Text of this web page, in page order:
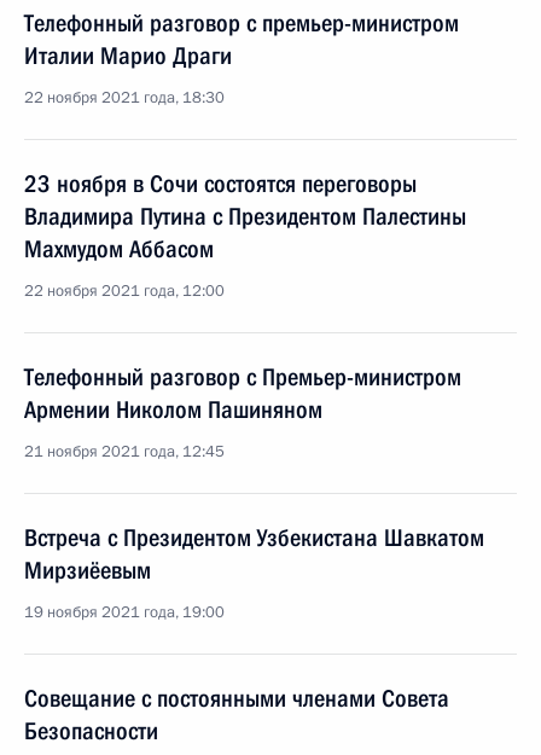
Телефонный разговор с премьер-министром
Италии Марио Драги
22 ноября 2021 года, 18:30
23 ноября в Сочи состоятся переговоры
Владимира Путина с Президентом Палестины
Махмудом Аббасом
22 ноября 2021 года, 12:00
Телефонный разговор с Премьер-министром
Армении Николом Пашиняном
21 ноября 2021 года, 12:45
Встреча с Президентом Узбекистана Шавкатом
Мирзиёевым
19 ноября 2021 года, 19:00
Совещание с постоянными членами Совета
Безопасности